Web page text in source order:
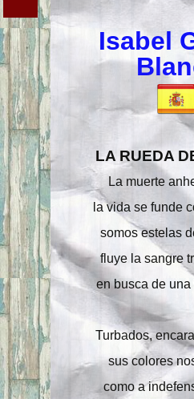
Isabel
LA RUEDA
La muerte
la vida se funde
somos estelas
fluye la sangre
en busca de una
Turbados,
sus colores
como a